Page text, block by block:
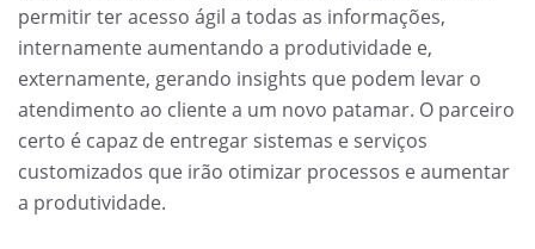
permitir ter acesso ágil a todas as informações,
internamente aumentando a produtividade e,
externamente, gerando insights que podem levar o
atendimento ao cliente a um novo patamar. O parceiro
certo é capaz de entregar sistemas e serviços
customizados que irão otimizar processos e aumentar
a produtividade.